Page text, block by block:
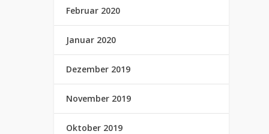
Februar 2020
Januar 2020
Dezember 2019
November 2019
Oktober 2019